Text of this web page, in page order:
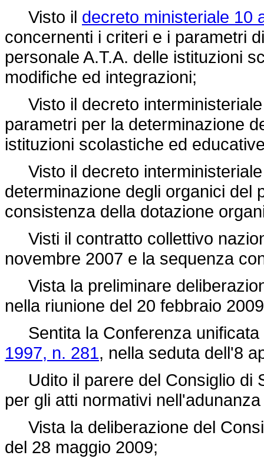
Visto il decreto ministeriale 10
concernenti i criteri e i parametri
personale A.T.A. delle istituzioni
modifiche ed integrazioni;
Visto il decreto
parametri per la determinazione
istituzioni scolastiche ed
Visto il decreto
determinazione degli organici del
consistenza della dotazione
Visti il contratto collettivo
novembre 2007 e la sequenza
Vista la preliminare
nella riunione del 20 febbraio
Sentita la Conferenza
1997, n. 281, nella seduta dell'8
Udito il parere del Consiglio di
per gli atti normativi
Vista la deliberazione del
del 28 maggio 2009;